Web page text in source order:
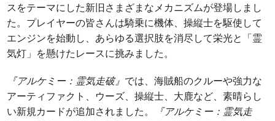
スをテーマにした新旧さまざまなメカニズムが登場しまし
た。プレイヤーの皆さんは騎乗に機体、操縦士を駆使して
エンジンを始動し、あらゆる選択肢を消尽して栄光と「霊
気灯」を懸けたレースに挑みました。
『アルケミー：霊気走破』 では、海賊船のクルーや強力な
アーティファクト、ウーズ、操縦士、大鹿など、素晴らし
い新規カードが追加されました。
『アルケミー：霊気走